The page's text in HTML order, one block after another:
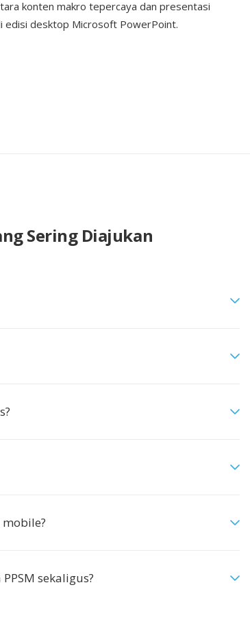
konten makro tepercaya dan presentasi
edisi desktop Microsoft PowerPoint.
Sering Diajukan
mobile?
sekaligus?